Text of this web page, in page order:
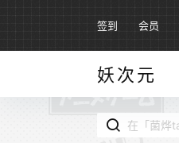
签到 会员
妖次元